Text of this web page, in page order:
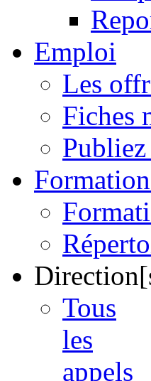
Emploi
Les
Fiches
Tous
les
appels